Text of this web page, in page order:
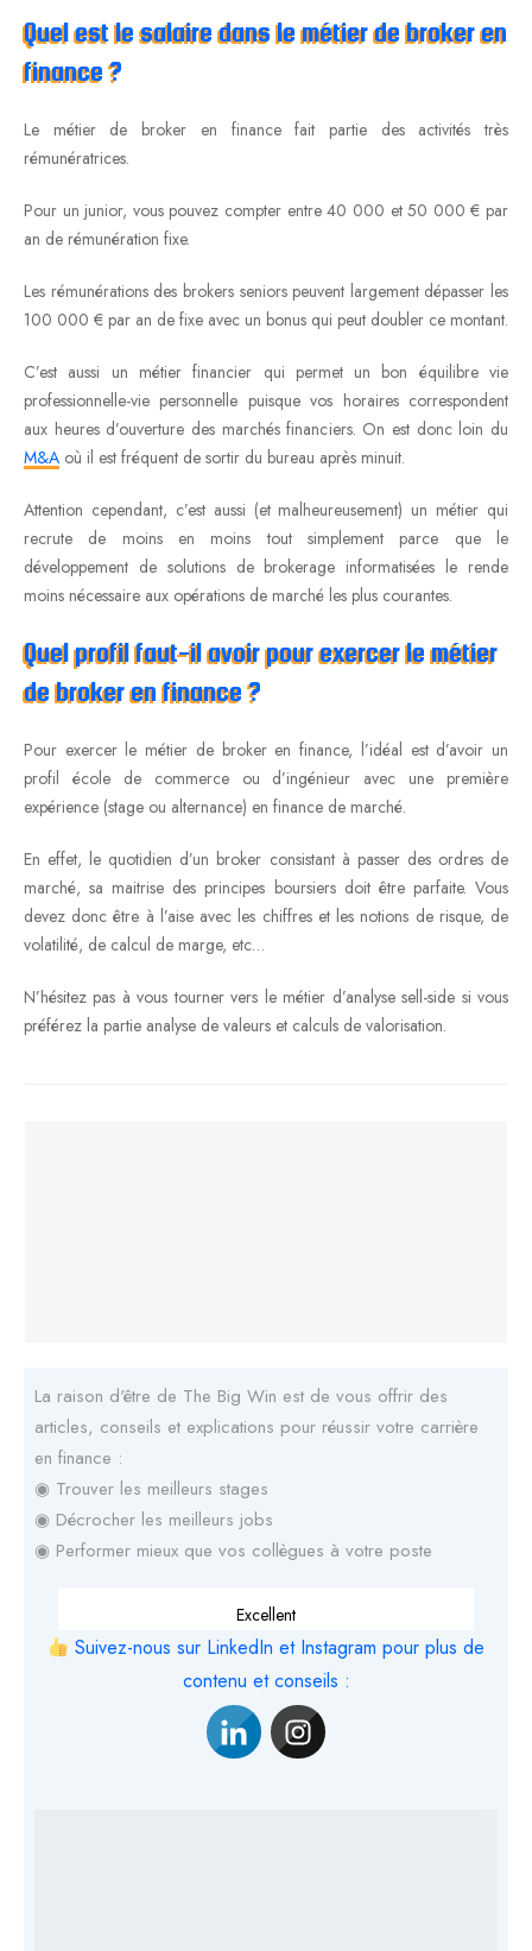
Quel est le salaire dans le métier de broker en
finance ?
Le métier de broker en finance fait partie des activités très
rémunératrices.
Pour un junior, vous pouvez compter entre 40 000 et 50 000 € par
an de rémunération fixe.
Les rémunérations des brokers seniors peuvent largement dépasser les
100 000 € par an de fixe avec un bonus qui peut doubler ce montant.
C’est aussi un métier financier qui permet un bon équilibre vie
professionnelle-vie personnelle puisque vos horaires correspondent
aux heures d’ouverture des marchés financiers. On est donc loin du
M&A où il est fréquent de sortir du bureau après minuit.
Attention cependant, c’est aussi (et malheureusement) un métier qui
recrute de moins en moins tout simplement parce que le
développement de solutions de brokerage informatisées le rende
moins nécessaire aux opérations de marché les plus courantes.
Quel profil faut-il avoir pour exercer le métier
de broker en finance ?
Pour exercer le métier de broker en finance, l’idéal est d’avoir un
profil école de commerce ou d’ingénieur avec une première
expérience (stage ou alternance) en finance de marché.
En effet, le quotidien d’un broker consistant à passer des ordres de
marché, sa maitrise des principes boursiers doit être parfaite. Vous
devez donc être à l’aise avec les chiffres et les notions de risque, de
volatilité, de calcul de marge, etc…
N’hésitez pas à vous tourner vers le métier d’analyse sell-side si vous
préférez la partie analyse de valeurs et calculs de valorisation.
La raison d'être de The Big Win est de vous offrir des
articles, conseils et explications pour réussir votre carrière
en finance :
◉ Trouver les meilleurs stages
◉ Décrocher les meilleurs jobs
◉ Performer mieux que vos collègues à votre poste
Excellent
Suivez-nous sur LinkedIn et Instagram pour plus de
contenu et conseils :